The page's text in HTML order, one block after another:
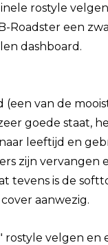
rostyle
Roadster een
dashboard.
(een van de
zeer goede staat,
leeftijd en
zijn vervangen
tevens is de
aanwezig.
rostyle velgen